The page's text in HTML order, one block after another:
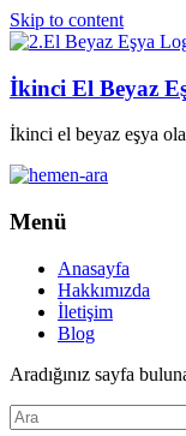
Skip to content
İkinci El Beyaz
İkinci el beyaz eşya
Menü
Anasayfa
Hakkımızda
İletişim
Blog
Aradığınız sayfa